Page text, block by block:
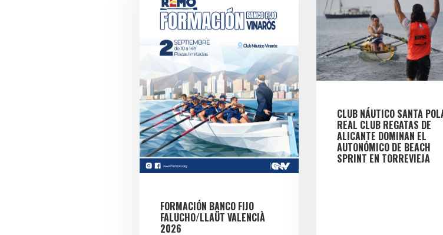
FORMACIÓN BANCO FIJO
FALUCHO/LLAÜT VALENCIÀ
2026
CLUB NÁUTICO SANTA
REAL CLUB REGATAS DE
ALICANTE DOMINAN EL
AUTONÓMICO DE BEACH
SPRINT EN TORREVIEJA